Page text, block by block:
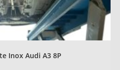
Inox Audi A3 8P